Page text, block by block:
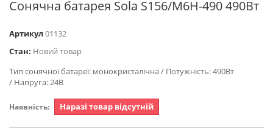
Сонячна батарея Sola S156/M6H-490 490Вт
Артикул01132
Стан: Новий товар
Тип сонячної батареї: монокристалічна / Потужність: 490Вт
/ Напруга: 24В
Наявність: Наразі товар відсутній